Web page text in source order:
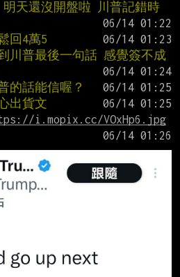
天還沒開盤啦 川普記錯時
回4萬5
川普最後一句話 感覺簽不成
的話能信喔？
出貨文
i.mopix.cc/VOxHp6.jpg